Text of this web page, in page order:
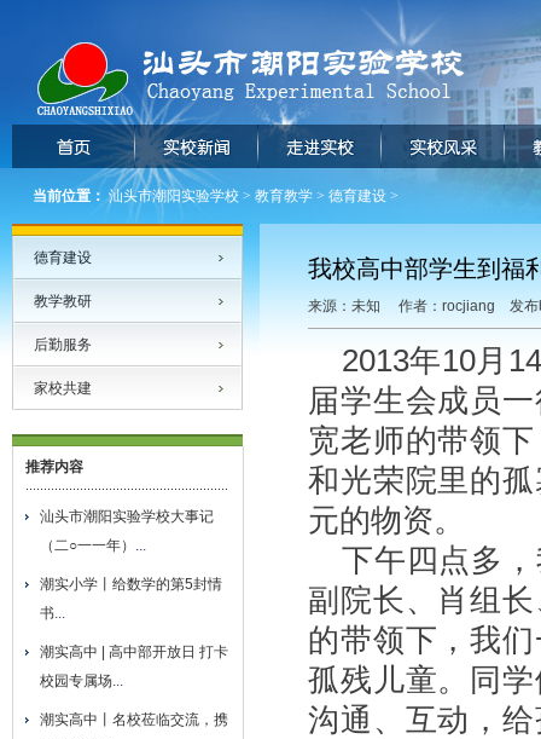
当前位置： 汕头市潮阳实验学校 > 教育教学 > 德育建设 >
德育建设
教学教研
后勤服务
家校共建
推荐内容
汕头市潮阳实验学校大事记
（二○一一年） ...
潮实小学丨给数学的第5封情
书...
潮实高中 | 高中部开放日 打卡
校园专属场...
潮实高中丨名校莅临交流，携
我校高中部学生到福
来源：未知 作者：rocjiang 发布
2013年10月
届学生会成员
宽老师的带领
和光荣院里的
元的物资。
下午四点多
副院长、肖组
的带领下，我
孤残儿童。同
沟通、互动，